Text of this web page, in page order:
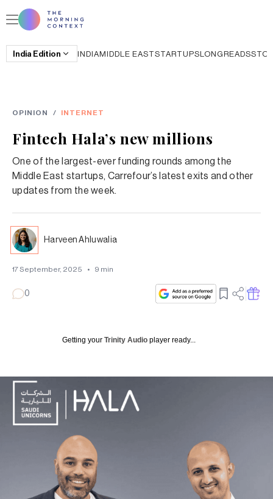
India Edition INDIAMIDDLE EASTSTARTUPSLONGREADS
OPINION / INTERNET
Fintech Hala’s new millions
One of the largest-ever funding rounds among the
Middle East startups, Carrefour’s latest exits and other
updates from the week.
Harveen Ahluwalia
17 September, 2025 • 9 min
0
Getting your Trinity Audio player ready...